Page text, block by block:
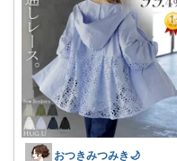
おつきみつみき🌙